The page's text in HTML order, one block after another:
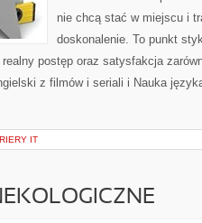
nie chcą stać w miejscu i
doskonalenie. To punkt
postęp oraz satysfakcja
z filmów i seriali i Nauka
IT